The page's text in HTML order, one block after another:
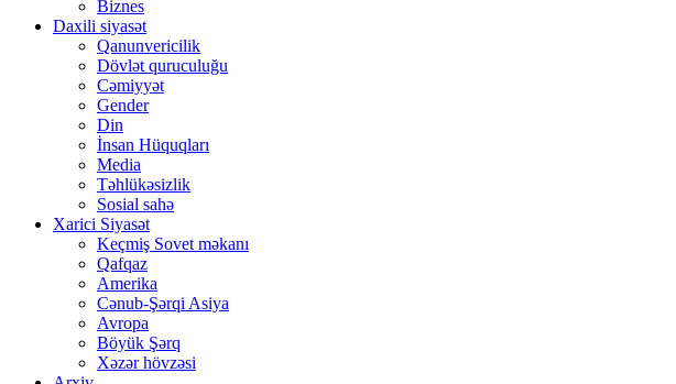
Biznes
Daxili siyasət
Qanunvericilik
Dövlət quruculuğu
Cəmiyyət
Gender
Din
İnsan Hüquqları
Media
Təhlükəsizlik
Sosial sahə
Xarici Siyasət
Keçmiş Sovet məkanı
Qafqaz
Amerika
Cənub-Şərqi Asiya
Avropa
Böyük Şərq
Xəzər hövzəsi